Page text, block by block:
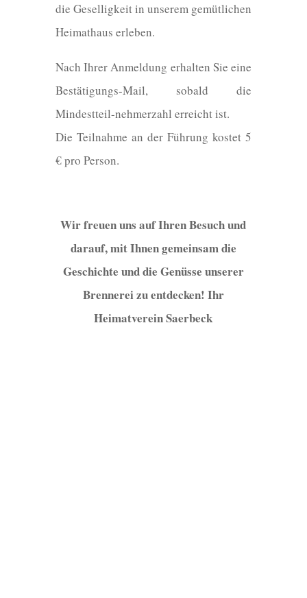
die Geselligkeit in unserem gemütlichen
Heimathaus erleben.
Nach Ihrer Anmeldung erhalten Sie eine
Bestätigungs-Mail, sobald die
Mindestteil-nehmerzahl erreicht ist.
Die Teilnahme an der Führung kostet 5
€ pro Person.
Wir freuen uns auf Ihren Besuch und
darauf, mit Ihnen gemeinsam die
Geschichte und die Genüsse unserer
Brennerei zu entdecken! Ihr
Heimatverein Saerbeck